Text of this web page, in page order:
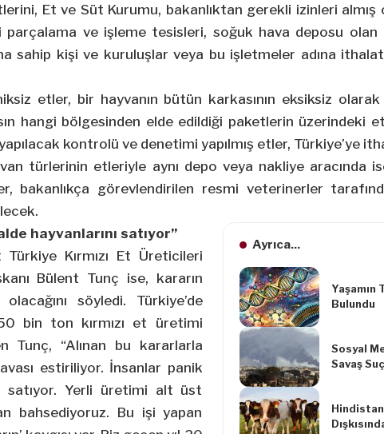
Et ve Süt Kurumu, bakanlıktan gerekli izinleri almış
ve işleme tesisleri, soğuk hava deposu olan
sahip kişi ve kuruluşlar veya bu işletmeler adına
etler, bir hayvanın bütün karkasının eksiksiz
hangi bölgesinden elde edildiği paketlerin üzerindeki
kontrolü ve denetimi yapılmış etler, Türkiye’ye
türlerinin etleriyle aynı depo veya nakliye aracında
bakanlıkça görevlendirilen resmi veterinerler
Ayrıca...
Yaşamın
Bulundu
Sosyal
Savaş
hayvanlarını satıyor”
Türkiye Kırmızı Et Üreticileri
Bülent Tunç ise, kararın
olacağını söyledi. Türkiye’de
bin ton kırmızı et üretimi
Tunç, “Alınan bu kararlarla
estiriliyor. İnsanlar panik
satıyor. Yerli üretimi alt üst
bahsediyoruz. Bu işi yapan